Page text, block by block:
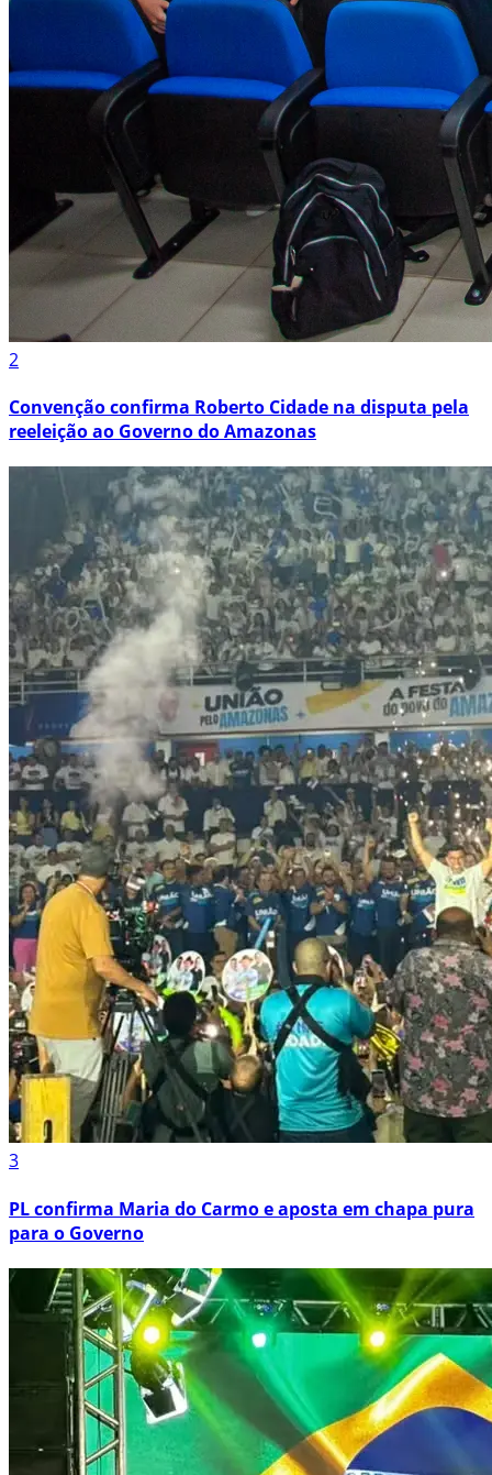
2
Convenção confirma Roberto Cidade na disputa pela
reeleição ao Governo do Amazonas
3
PL confirma Maria do Carmo e aposta em chapa pura
para o Governo